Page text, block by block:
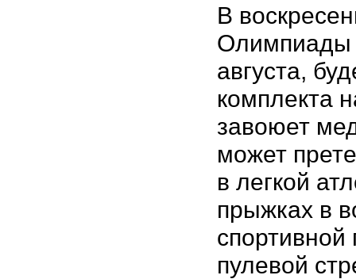
В
Олимпиады
августа,
комплекта
завоюет
может
в легкой
прыжках в
спортивной
пулевой